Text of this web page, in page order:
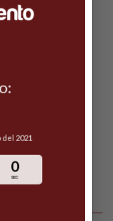
del 2021
0
SEC
de $999
7